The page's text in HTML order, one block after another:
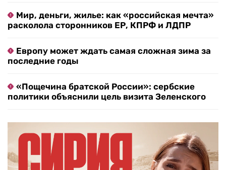
Мир, деньги, жилье: как «российская мечта»
расколола сторонников ЕР, КПРФ и ЛДПР
Европу может ждать самая сложная зима за
последние годы
«Пощечина братской России»: сербские
политики объяснили цель визита Зеленского